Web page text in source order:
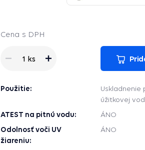
Cena s DPH
1 ks
Použitie:
Uskladnenie
úžitkovej
ATEST na pitnú vodu: ÁNO
Odolnosť voči UV
žiareniu:
ÁNO